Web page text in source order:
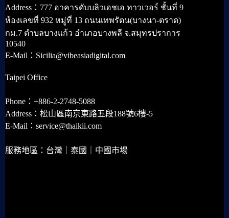
Address：777 อาคารดับบลิวเอชเอ ทาวเวอร์ ชั้นที่ 9
ห้องเลขที่ 932 หมู่ที่ 13 ถนนเทพรัตน(บางนา-ตราด)
กม.7 ตำบลบางแก้ว อำเภอบางพลี จ.สมุทรปราการ
10540
E-Mail：Sicilia@vibeasiadigital.com
Taipei Office
Phone：+886-2-2748-5088
Address：松山區南京東路五段188號6樓-5
E-Mail：service@thaikii.com
服務地區：台灣｜泰國｜中國市場